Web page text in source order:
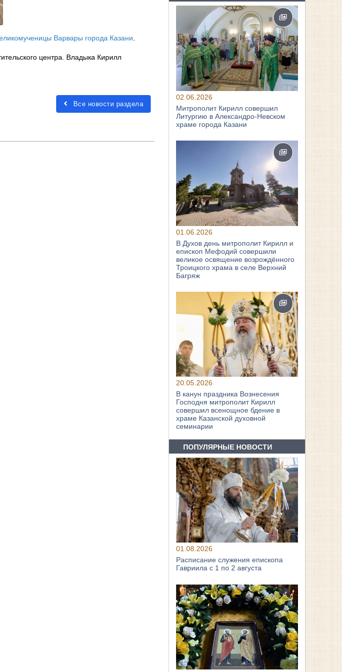
Варвары города Казани
центра. Владыка Кирилл
Все новости раздела
02.06.2026
Митрополит Кирилл совершил
Литургию в Александро-Невском
храме города Казани
01.06.2026
В Духов день митрополит Кирилл и
епископ Мефодий совершили
великое освящение возрождённого
Троицкого храма в селе Верхний
Багряж
20.05.2026
В канун праздника Вознесения
Господня митрополит Кирилл
совершил всенощное бдение в
храме Казанской духовной
семинарии
ПОПУЛЯРНЫЕ НОВОСТИ
01.08.2026
Расписание служения епископа
Гавриила с 1 по 2 августа